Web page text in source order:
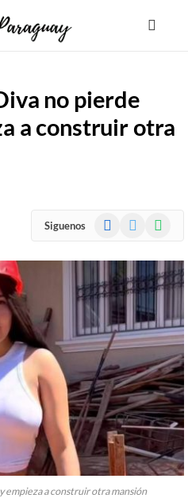
no pierde
a construir otra
Siguenos Facebook
empieza a construir otra mansión